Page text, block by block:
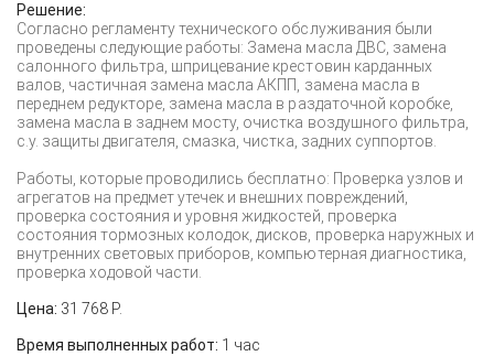
Решение:
Согласно регламенту технического обслуживания были
проведены следующие работы: Замена масла ДВС, замена
салонного фильтра, шприцевание крестовин карданных
валов, частичная замена масла АКПП, замена масла в
переднем редукторе, замена масла в раздаточной коробке,
замена масла в заднем мосту, очистка воздушного фильтра,
с.у. защиты двигателя, смазка, чистка, задних суппортов.
Работы, которые проводились бесплатно: Проверка узлов и
агрегатов на предмет утечек и внешних повреждений,
проверка состояния и уровня жидкостей, проверка
состояния тормозных колодок, дисков, проверка наружных и
внутренних световых приборов, компьютерная диагностика,
проверка ходовой части.
Цена: 31 768 Р.
Время выполненных работ: 1 час